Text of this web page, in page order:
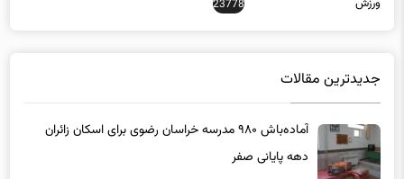
دهه پایانی صفر
8 ساعت پیش